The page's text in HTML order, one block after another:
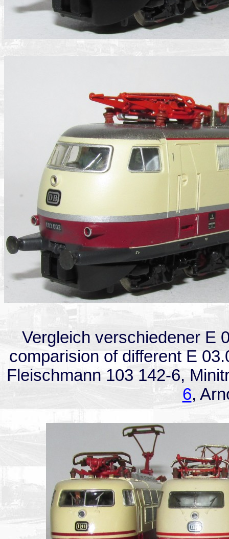
Vergleich verschiedener E
comparision of different E
Fleischmann 103 142-6,
6,